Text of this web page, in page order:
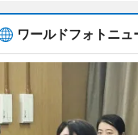
ワールドフォトニュ